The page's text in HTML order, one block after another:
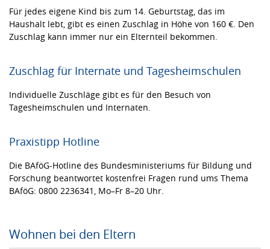
Für jedes eigene Kind bis zum 14. Geburtstag, das im
Haushalt lebt, gibt es einen Zuschlag in Höhe von 160 €. Den
Zuschlag kann immer nur ein Elternteil bekommen.
Zuschlag für Internate und Tagesheimschulen
Individuelle Zuschläge gibt es für den Besuch von
Tagesheimschulen und Internaten.
Praxistipp Hotline
Die BAföG-Hotline des Bundesministeriums für Bildung und
Forschung beantwortet kostenfrei Fragen rund ums Thema
BAföG: 0800 2236341, Mo–Fr 8–20 Uhr.
Wohnen bei den Eltern